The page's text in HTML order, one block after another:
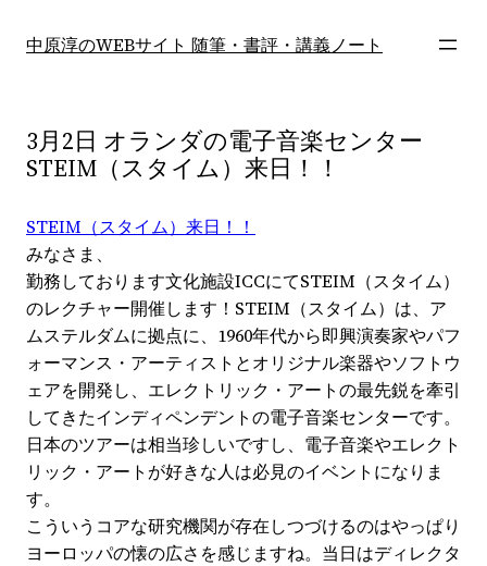
中原淳のWEBサイト 随筆・書評・講義ノート
3月2日 オランダの電子音楽センター
STEIM（スタイム）来日！！
STEIM（スタイム）来日！！
みなさま、
勤務しております文化施設ICCにてSTEIM（スタイム）
のレクチャー開催します！STEIM（スタイム）は、ア
ムステルダムに拠点に、1960年代から即興演奏家やパフ
ォーマンス・アーティストとオリジナル楽器やソフトウ
ェアを開発し、エレクトリック・アートの最先鋭を牽引
してきたインディペンデントの電子音楽センターです。
日本のツアーは相当珍しいですし、電子音楽やエレクト
リック・アートが好きな人は必見のイベントになりま
す。
こういうコアな研究機関が存在しつづけるのはやっぱり
ヨーロッパの懐の広さを感じますね。当日はディレクタ